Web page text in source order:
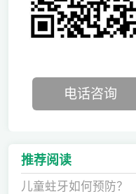
电话咨询
推荐阅读
儿童蛀牙如何预防？